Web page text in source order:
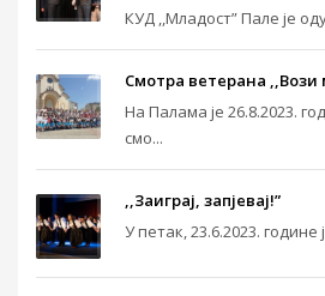
КУД ,,Младост” Пале је
Смотра ветерана ,,Вози
На Палама је 26.8.2023.
смо...
,,Заиграј, запјевај!”
У петак, 23.6.2023.